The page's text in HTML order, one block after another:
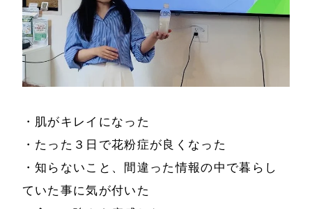
・肌がキレイになった
・たった３日で花粉症が良くなった
・知らないこと、間違った情報の中で暮らし
ていた事に気が付いた